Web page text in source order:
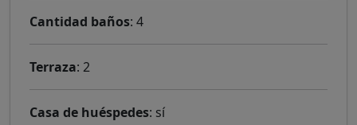
Cantidad baños: 4
Terraza: 2
Casa de huéspedes: sí